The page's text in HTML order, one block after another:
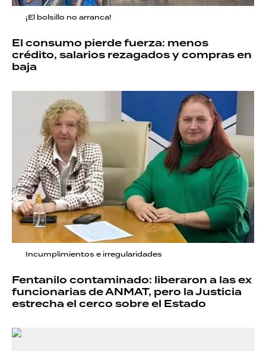
¡El bolsillo no arranca!
El consumo pierde fuerza: menos
crédito, salarios rezagados y compras en
baja
Incumplimientos e irregularidades
Fentanilo contaminado: liberaron a las ex
funcionarias de ANMAT, pero la Justicia
estrecha el cerco sobre el Estado